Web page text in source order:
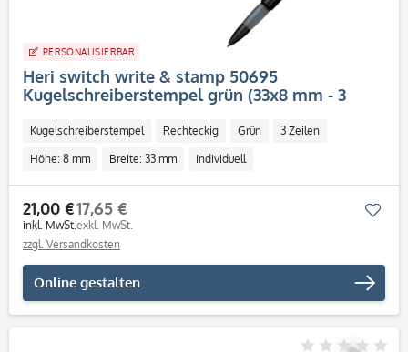
PERSONALISIERBAR
Heri switch write & stamp 50695
Kugelschreiberstempel grün (33x8 mm - 3
Kugelschreiberstempel Rechteckig Grün 3 Zeilen
Höhe: 8 mm Breite: 33 mm Individuell
21,00 €
inkl. MwSt.
17,65 €
exkl. MwSt.
zzgl. Versandkosten
Online gestalten